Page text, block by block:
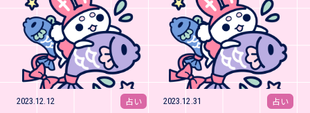
2023.12.12 占い 2023.12.31 占い